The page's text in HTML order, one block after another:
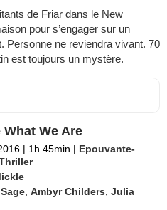
de Friar dans le New
pour s’engager sur un
Personne ne reviendra vivant. 70
est toujours un mystère.
What We Are
| 1h 45min | Epouvante-
,Ambyr Childers ,Julia